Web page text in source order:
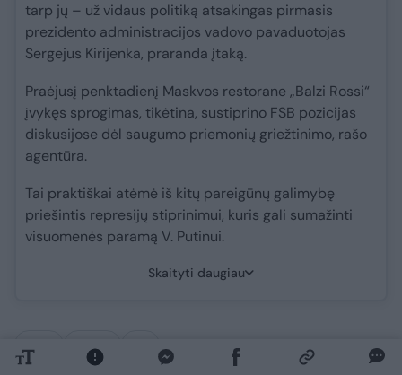
tarp jų – už vidaus politiką atsakingas pirmasis
prezidento administracijos vadovo pavaduotojas
Sergejus Kirijenka, praranda įtaką.
Praėjusį penktadienį Maskvos restorane „Balzi Rossi“
įvykęs sprogimas, tikėtina, sustiprino FSB pozicijas
diskusijose dėl saugumo priemonių griežtinimo, rašo
agentūra.
Tai praktiškai atėmė iš kitų pareigūnų galimybę
priešintis represijų stiprinimui, kuris gali sumažinti
visuomenės paramą V. Putinui.
Skaityti daugiau